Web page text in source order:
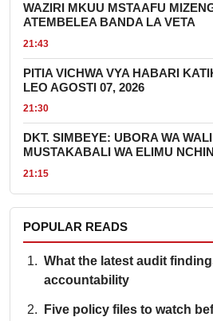
WAZIRI MKUU MSTAAFU
ATEMBELEA BANDA LA VETA
21:43
PITIA VICHWA VYA HABARI
LEO AGOSTI 07, 2026
21:30
DKT. SIMBEYE: UBORA WA
MUSTAKABALI WA ELIMU NCHINI
21:15
POPULAR READS
What the latest audit
accountability
Five policy files to watch